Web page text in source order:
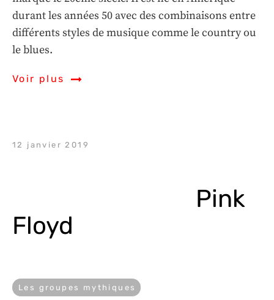
durant les années 50 avec des combinaisons entre
différents styles de musique comme le country ou
le blues.
Voir plus
12 janvier 2019
Pink
Floyd
Les groupes mythiques